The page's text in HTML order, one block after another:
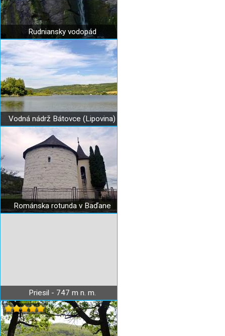
Rudniansky vodopád
Vodná nádrž Bátovce (Lipovina)
Románska rotunda v Baďane
Priesil - 747 m n. m.